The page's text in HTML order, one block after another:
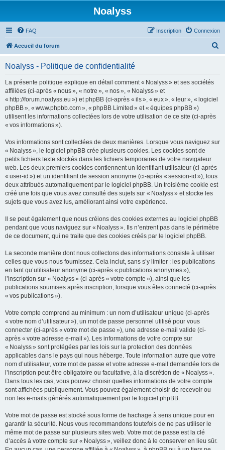
Noalyss
FAQ Connexion
Inscription
Accueil du forum
e
Noalyss - Politique de confidentialité
La présente politique explique en détail comment « Noalyss » et ses sociétés
affiliées (ci-après « nous », « notre », « nos », « Noalyss » et
« http://forum.noalyss.eu ») et phpBB (ci-après « ils », « eux », « leur », « logiciel
phpBB », « www.phpbb.com », « phpBB Limited » et « équipes phpBB »)
utilisent les informations collectées lors de votre utilisation de ce site (ci-après
« vos informations »).
Vos informations sont collectées de deux manières. Lorsque vous naviguez sur
« Noalyss », le logiciel phpBB crée plusieurs cookies. Les cookies sont de
petits fichiers texte stockés dans les fichiers temporaires de votre navigateur
web. Les deux premiers cookies contiennent un identifiant utilisateur (ci-après
« user-id ») et un identifiant de session anonyme (ci-après « session-id »), tous
deux attribués automatiquement par le logiciel phpBB. Un troisième cookie est
créé une fois que vous avez consulté des sujets sur « Noalyss » et stocke les
sujets que vous avez lus, améliorant ainsi votre expérience.
Il se peut également que nous créions des cookies externes au logiciel phpBB
pendant que vous naviguez sur « Noalyss ». Ils n’entrent pas dans le périmètre
de ce document, qui ne traite que des cookies créés par le logiciel phpBB.
La seconde manière dont nous collectons des informations consiste à utiliser
celles que vous nous fournissez. Cela inclut, sans s’y limiter : les publications
en tant qu’utilisateur anonyme (ci-après « publications anonymes »),
l’inscription sur « Noalyss » (ci-après « votre compte »), ainsi que les
publications soumises après inscription, lorsque vous êtes connecté (ci-après
« vos publications »).
Votre compte comprend au minimum : un nom d’utilisateur unique (ci-après
« votre nom d’utilisateur »), un mot de passe personnel utilisé pour vous
connecter (ci-après « votre mot de passe »), une adresse e-mail valide (ci-
après « votre adresse e-mail »). Les informations de votre compte sur
« Noalyss » sont protégées par les lois sur la protection des données
applicables dans le pays qui nous héberge. Toute information autre que votre
nom d’utilisateur, votre mot de passe et votre adresse e-mail demandée lors de
l’inscription peut être obligatoire ou facultative, à la discrétion de « Noalyss ».
Dans tous les cas, vous pouvez choisir quelles informations de votre compte
sont affichées publiquement. Vous pouvez également choisir de recevoir ou
non les e-mails générés automatiquement par le logiciel phpBB.
Votre mot de passe est stocké sous forme de hachage à sens unique pour en
garantir la sécurité. Nous vous recommandons toutefois de ne pas utiliser le
même mot de passe sur plusieurs sites web. Votre mot de passe est la clé
d’accès à votre compte sur « Noalyss », veillez donc à le conserver en lieu sûr.